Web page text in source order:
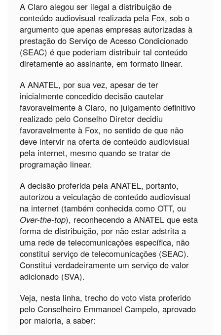
A Claro alegou ser ilegal a distribuição de
conteúdo audiovisual realizada pela Fox, sob o
argumento que apenas empresas autorizadas à
prestação do Serviço de Acesso Condicionado
(SEAC) é que poderiam distribuir tal conteúdo
diretamente ao assinante, em formato linear.
A ANATEL, por sua vez, apesar de ter
inicialmente concedido decisão cautelar
favoravelmente à Claro, no julgamento definitivo
realizado pelo Conselho Diretor decidiu
favoravelmente à Fox, no sentido de que não
deve intervir na oferta de conteúdo audiovisual
pela internet, mesmo quando se tratar de
programação linear.
A decisão proferida pela ANATEL, portanto,
autorizou a veiculação de conteúdo audiovisual
na internet (também conhecida como OTT, ou
Over-the-top), reconhecendo a ANATEL que esta
forma de distribuição, por não estar adstrita a
uma rede de telecomunicações específica, não
constitui serviço de telecomunicações (SEAC).
Constitui verdadeiramente um serviço de valor
adicionado (SVA).
Veja, nesta linha, trecho do voto vista proferido
pelo Conselheiro Emmanoel Campelo, aprovado
por maioria, a saber: